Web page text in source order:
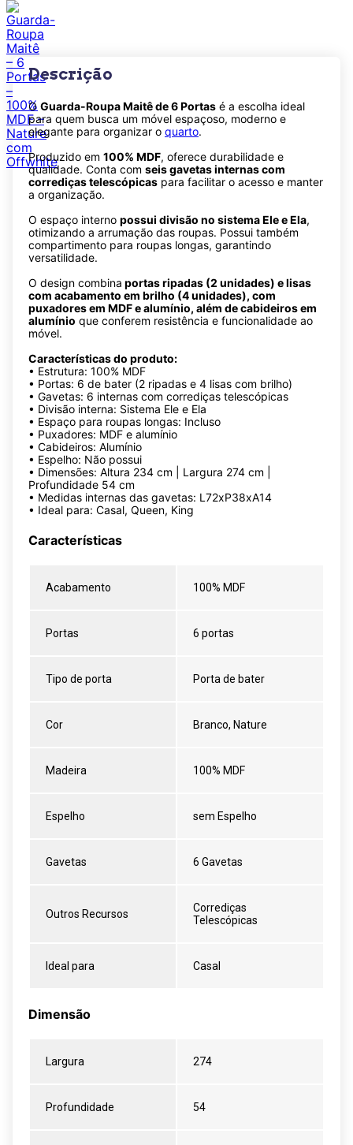
Descrição
O Guarda-Roupa Maitê de 6 Portas é a escolha ideal
para quem busca um móvel espaçoso, moderno e
elegante para organizar o quarto.
Produzido em 100% MDF, oferece durabilidade e
qualidade. Conta com seis gavetas internas com
corrediças telescópicas para facilitar o acesso e manter
a organização.
O espaço interno possui divisão no sistema Ele e Ela,
otimizando a arrumação das roupas. Possui também
compartimento para roupas longas, garantindo
versatilidade.
O design combina portas ripadas (2 unidades) e lisas
com acabamento em brilho (4 unidades), com
puxadores em MDF e alumínio, além de cabideiros em
alumínio que conferem resistência e funcionalidade ao
móvel.
Características do produto:
• Estrutura: 100% MDF
• Portas: 6 de bater (2 ripadas e 4 lisas com brilho)
• Gavetas: 6 internas com corrediças telescópicas
• Divisão interna: Sistema Ele e Ela
• Espaço para roupas longas: Incluso
• Puxadores: MDF e alumínio
• Cabideiros: Alumínio
• Espelho: Não possui
• Dimensões: Altura 234 cm | Largura 274 cm |
Profundidade 54 cm
• Medidas internas das gavetas: L72xP38xA14
• Ideal para: Casal, Queen, King
Características
Acabamento 100% MDF
Portas 6 portas
Tipo de porta Porta de bater
Cor Branco, Nature
Madeira 100% MDF
Espelho sem Espelho
Gavetas 6 Gavetas
Outros Recursos
Corrediças
Telescópicas
Ideal para Casal
Dimensão
Largura 274
Profundidade 54